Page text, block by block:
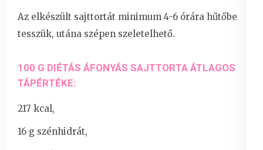
Az elkészült sajttortát minimum 4-6 órára hűtőbe
tesszük, utána szépen szeletelhető.
100 G DIÉTÁS ÁFONYÁS SAJTTORTA ÁTLAGOS
TÁPÉRTÉKE:
217 kcal,
16 g szénhidrát,